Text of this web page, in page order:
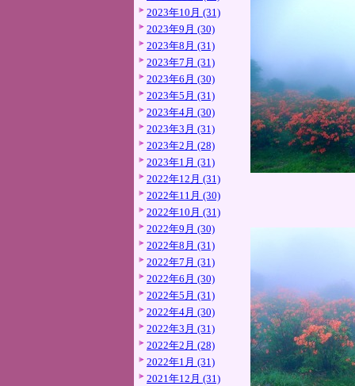
2023年10月 (31)
2023年9月 (30)
2023年8月 (31)
2023年7月 (31)
2023年6月 (30)
2023年5月 (31)
2023年4月 (30)
2023年3月 (31)
2023年2月 (28)
2023年1月 (31)
2022年12月 (31)
2022年11月 (30)
2022年10月 (31)
2022年9月 (30)
2022年8月 (31)
2022年7月 (31)
2022年6月 (30)
2022年5月 (31)
2022年4月 (30)
2022年3月 (31)
2022年2月 (28)
2022年1月 (31)
2021年12月 (31)